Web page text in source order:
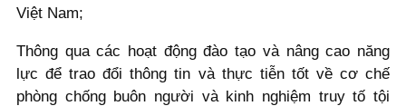
Việt Nam;
Thông qua các hoạt động đào tạo và nâng cao năng
lực để trao đổi thông tin và thực tiễn tốt về cơ chế
phòng chống buôn người và kinh nghiệm truy tố tội